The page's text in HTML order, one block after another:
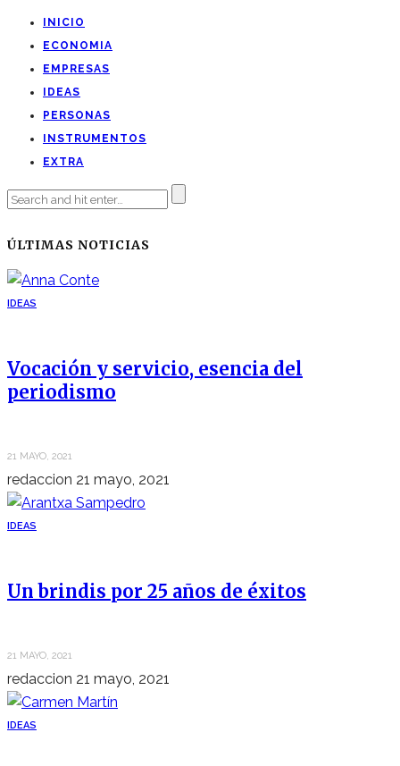
INICIO
ECONOMIA
EMPRESAS
IDEAS
PERSONAS
INSTRUMENTOS
EXTRA
ÚLTIMAS NOTICIAS
IDEAS
Vocación y servicio, esencia del
periodismo
21 MAYO, 2021
redaccion 21 mayo, 2021
IDEAS
Un brindis por 25 años de éxitos
21 MAYO, 2021
redaccion 21 mayo, 2021
IDEAS